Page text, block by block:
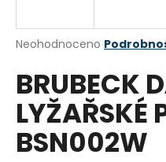
Průměrné
produktu
je
0,0
5
hvězdiček.
Neohodnoceno
BRUBECK
LYŽAŘSKÉ
BSN002W
j
t
?